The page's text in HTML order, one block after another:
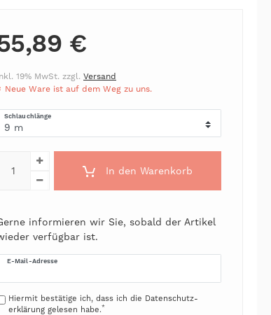
€
Schlauchlänge
In den Warenkorb
19% MwSt. zzgl. Versand
Neue Ware ist auf dem Weg zu uns.
informieren wir Sie, sobald der Artikel
verfügbar ist.
E-Mail-Adresse
Hiermit bestätige ich, dass ich die Daten­schutz­
erklärung gelesen habe.*